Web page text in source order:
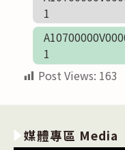
1
1
Post Views: 163
媒體專區 Media